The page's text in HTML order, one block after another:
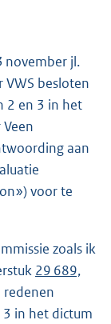
november jl.
VWS besloten
2 en 3 in het
aan
voor te
zoals ik
29 689,
redenen
3 in het dictum